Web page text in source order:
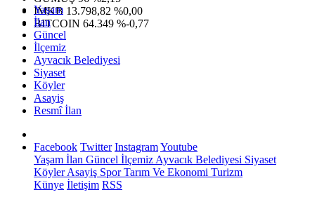
IMKB 13.798,82 %0,00
BITCOIN 64.349 %-0,77
Yaşam
İlan
Güncel
İlçemiz
Ayvacık Belediyesi
Siyaset
Köyler
Asayiş
Resmî İlan
Facebook Twitter InstagramYoutube
Yaşam İlan Güncel İlçemiz Ayvacık Belediyesi Siyaset
KöylerAsayiş SporTarım Ve Ekonomi Turizm
Künye İletişim RSS